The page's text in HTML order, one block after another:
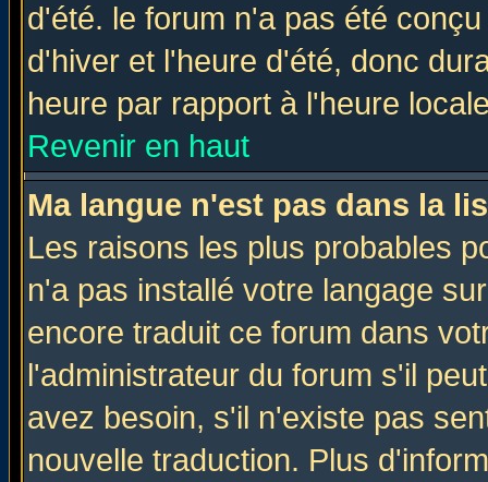
d'été. le forum n'a pas été
d'hiver et l'heure d'été, donc
heure par rapport à l'heure
Revenir en haut
Ma langue n'est pas dans la
Les raisons les plus probables
n'a pas installé votre langage
encore traduit ce forum dans
l'administrateur du forum s'il
avez besoin, s'il n'existe pas
nouvelle traduction. Plus